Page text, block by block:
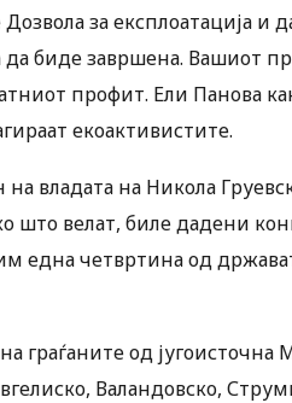
за експлоатација и
да биде завршена. Вашиот
профит. Ели Панова
екоактивистите.
на владата на Никола
што велат, биле дадени
една четвртина од
граѓаните од југоисточна
Валандовско,